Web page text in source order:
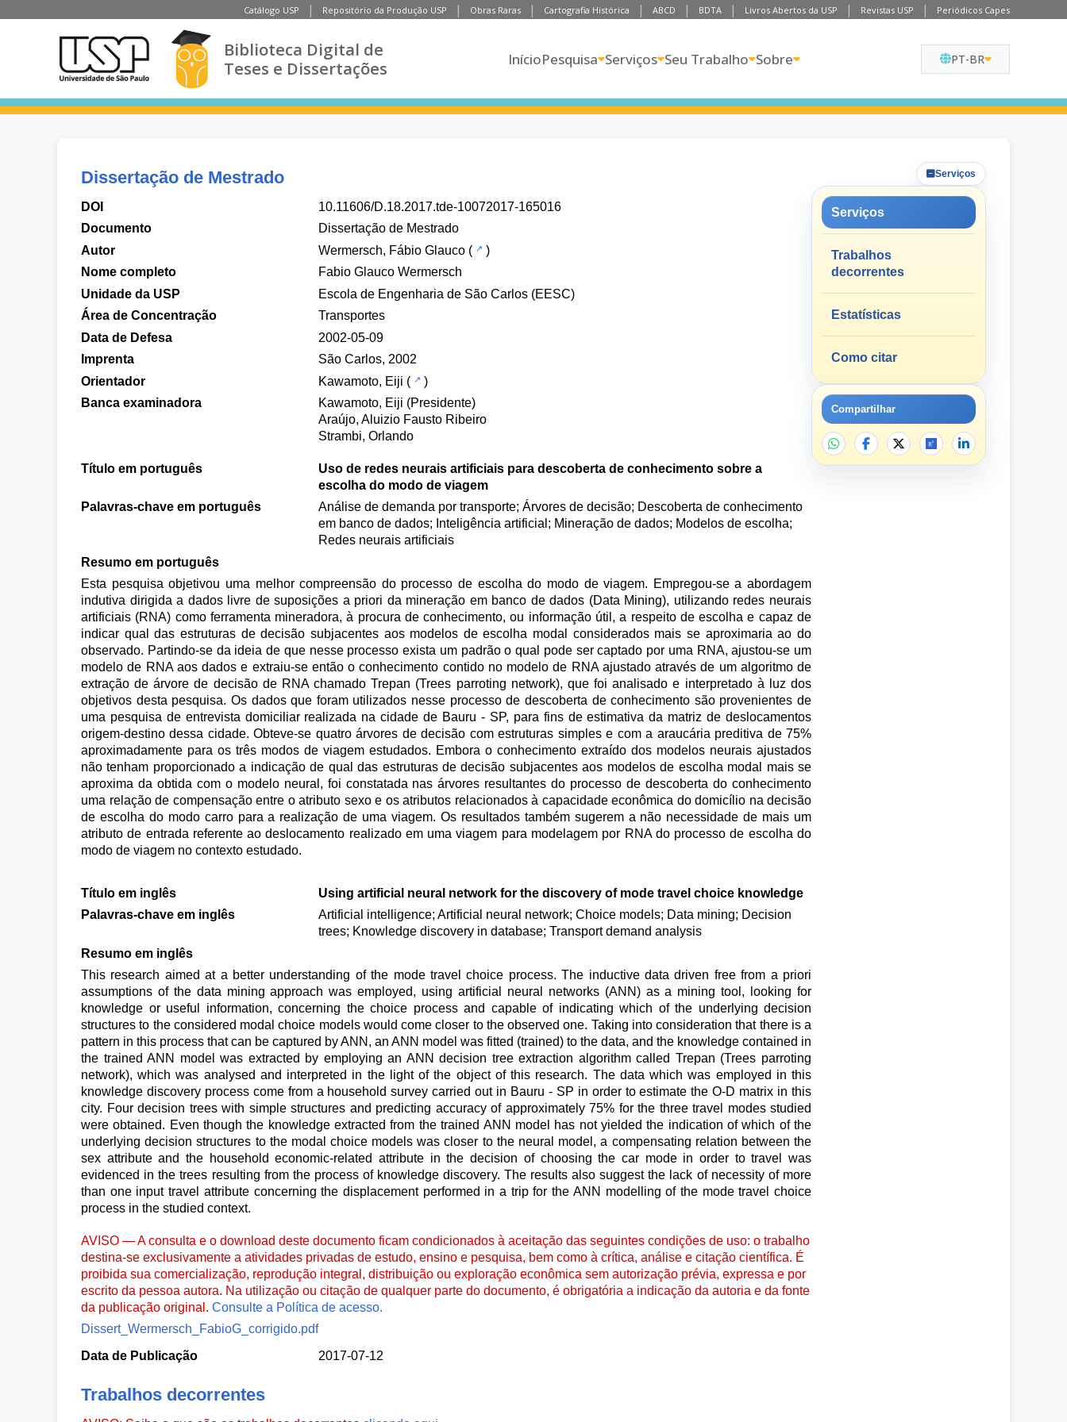
Catálogo USP Repositório da Produção USP Obras Raras Cartografia Histórica ABCD BDTA Livros Abertos da USP Revistas USP Periódicos Capes
Biblioteca Digital de
Teses e Dissertações
InícioPesquisa Serviços Seu Trabalho Sobre PT-BR
Dissertação de Mestrado
DOI
10.11606/D.18.2017.tde-10072017-165016
Documento
Dissertação de Mestrado
Autor
Wermersch, Fábio Glauco (
)
Nome completo
Fabio Glauco Wermersch
Unidade da USP
Escola de Engenharia de São Carlos (EESC)
Área de Concentração
Transportes
Data de Defesa
2002-05-09
Imprenta
São Carlos, 2002
Orientador
Kawamoto, Eiji (
)
Banca examinadora
Kawamoto, Eiji (Presidente)
Araújo, Aluizio Fausto Ribeiro
Strambi, Orlando
Título em português
Uso de redes neurais artificiais para descoberta de conhecimento sobre a
escolha do modo de viagem
Palavras-chave em português
Análise de demanda por transporte; Árvores de decisão; Descoberta de conhecimento
em banco de dados; Inteligência artificial; Mineração de dados; Modelos de escolha;
Redes neurais artificiais
Resumo em português
Esta pesquisa objetivou uma melhor compreensão do processo de escolha do modo de viagem. Empregou-se a abordagem
indutiva dirigida a dados livre de suposições a priori da mineração em banco de dados (Data Mining), utilizando redes neurais
artificiais (RNA) como ferramenta mineradora, à procura de conhecimento, ou informação útil, a respeito de escolha e capaz de
indicar qual das estruturas de decisão subjacentes aos modelos de escolha modal considerados mais se aproximaria ao do
observado. Partindo-se da ideia de que nesse processo exista um padrão o qual pode ser captado por uma RNA, ajustou-se um
modelo de RNA aos dados e extraiu-se então o conhecimento contido no modelo de RNA ajustado através de um algoritmo de
extração de árvore de decisão de RNA chamado Trepan (Trees parroting network), que foi analisado e interpretado à luz dos
objetivos desta pesquisa. Os dados que foram utilizados nesse processo de descoberta de conhecimento são provenientes de
uma pesquisa de entrevista domiciliar realizada na cidade de Bauru - SP, para fins de estimativa da matriz de deslocamentos
origem-destino dessa cidade. Obteve-se quatro árvores de decisão com estruturas simples e com a araucária preditiva de 75%
aproximadamente para os três modos de viagem estudados. Embora o conhecimento extraído dos modelos neurais ajustados
não tenham proporcionado a indicação de qual das estruturas de decisão subjacentes aos modelos de escolha modal mais se
aproxima da obtida com o modelo neural, foi constatada nas árvores resultantes do processo de descoberta do conhecimento
uma relação de compensação entre o atributo sexo e os atributos relacionados à capacidade econômica do domicílio na decisão
de escolha do modo carro para a realização de uma viagem. Os resultados também sugerem a não necessidade de mais um
atributo de entrada referente ao deslocamento realizado em uma viagem para modelagem por RNA do processo de escolha do
modo de viagem no contexto estudado.
Título em inglês
Using artificial neural network for the discovery of mode travel choice knowledge
Palavras-chave em inglês
Artificial intelligence; Artificial neural network; Choice models; Data mining; Decision
trees; Knowledge discovery in database; Transport demand analysis
Resumo em inglês
This research aimed at a better understanding of the mode travel choice process. The inductive data driven free from a priori
assumptions of the data mining approach was employed, using artificial neural networks (ANN) as a mining tool, looking for
knowledge or useful information, concerning the choice process and capable of indicating which of the underlying decision
structures to the considered modal choice models would come closer to the observed one. Taking into consideration that there is a
pattern in this process that can be captured by ANN, an ANN model was fitted (trained) to the data, and the knowledge contained in
the trained ANN model was extracted by employing an ANN decision tree extraction algorithm called Trepan (Trees parroting
network), which was analysed and interpreted in the light of the object of this research. The data which was employed in this
knowledge discovery process come from a household survey carried out in Bauru - SP in order to estimate the O-D matrix in this
city. Four decision trees with simple structures and predicting accuracy of approximately 75% for the three travel modes studied
were obtained. Even though the knowledge extracted from the trained ANN model has not yielded the indication of which of the
underlying decision structures to the modal choice models was closer to the neural model, a compensating relation between the
sex attribute and the household economic-related attribute in the decision of choosing the car mode in order to travel was
evidenced in the trees resulting from the process of knowledge discovery. The results also suggest the lack of necessity of more
than one input travel attribute concerning the displacement performed in a trip for the ANN modelling of the mode travel choice
process in the studied context.
AVISO — A consulta e o download deste documento ficam condicionados à aceitação das seguintes condições de uso: o trabalho
destina-se exclusivamente a atividades privadas de estudo, ensino e pesquisa, bem como à crítica, análise e citação científica. É
proibida sua comercialização, reprodução integral, distribuição ou exploração econômica sem autorização prévia, expressa e por
escrito da pessoa autora. Na utilização ou citação de qualquer parte do documento, é obrigatória a indicação da autoria e da fonte
da publicação original. Consulte a Política de acesso.
Dissert_Wermersch_FabioG_corrigido.pdf
Data de Publicação
2017-07-12
Trabalhos decorrentes
Serviços
Serviços
Trabalhos
decorrentes
Estatísticas
Como citar
Compartilhar